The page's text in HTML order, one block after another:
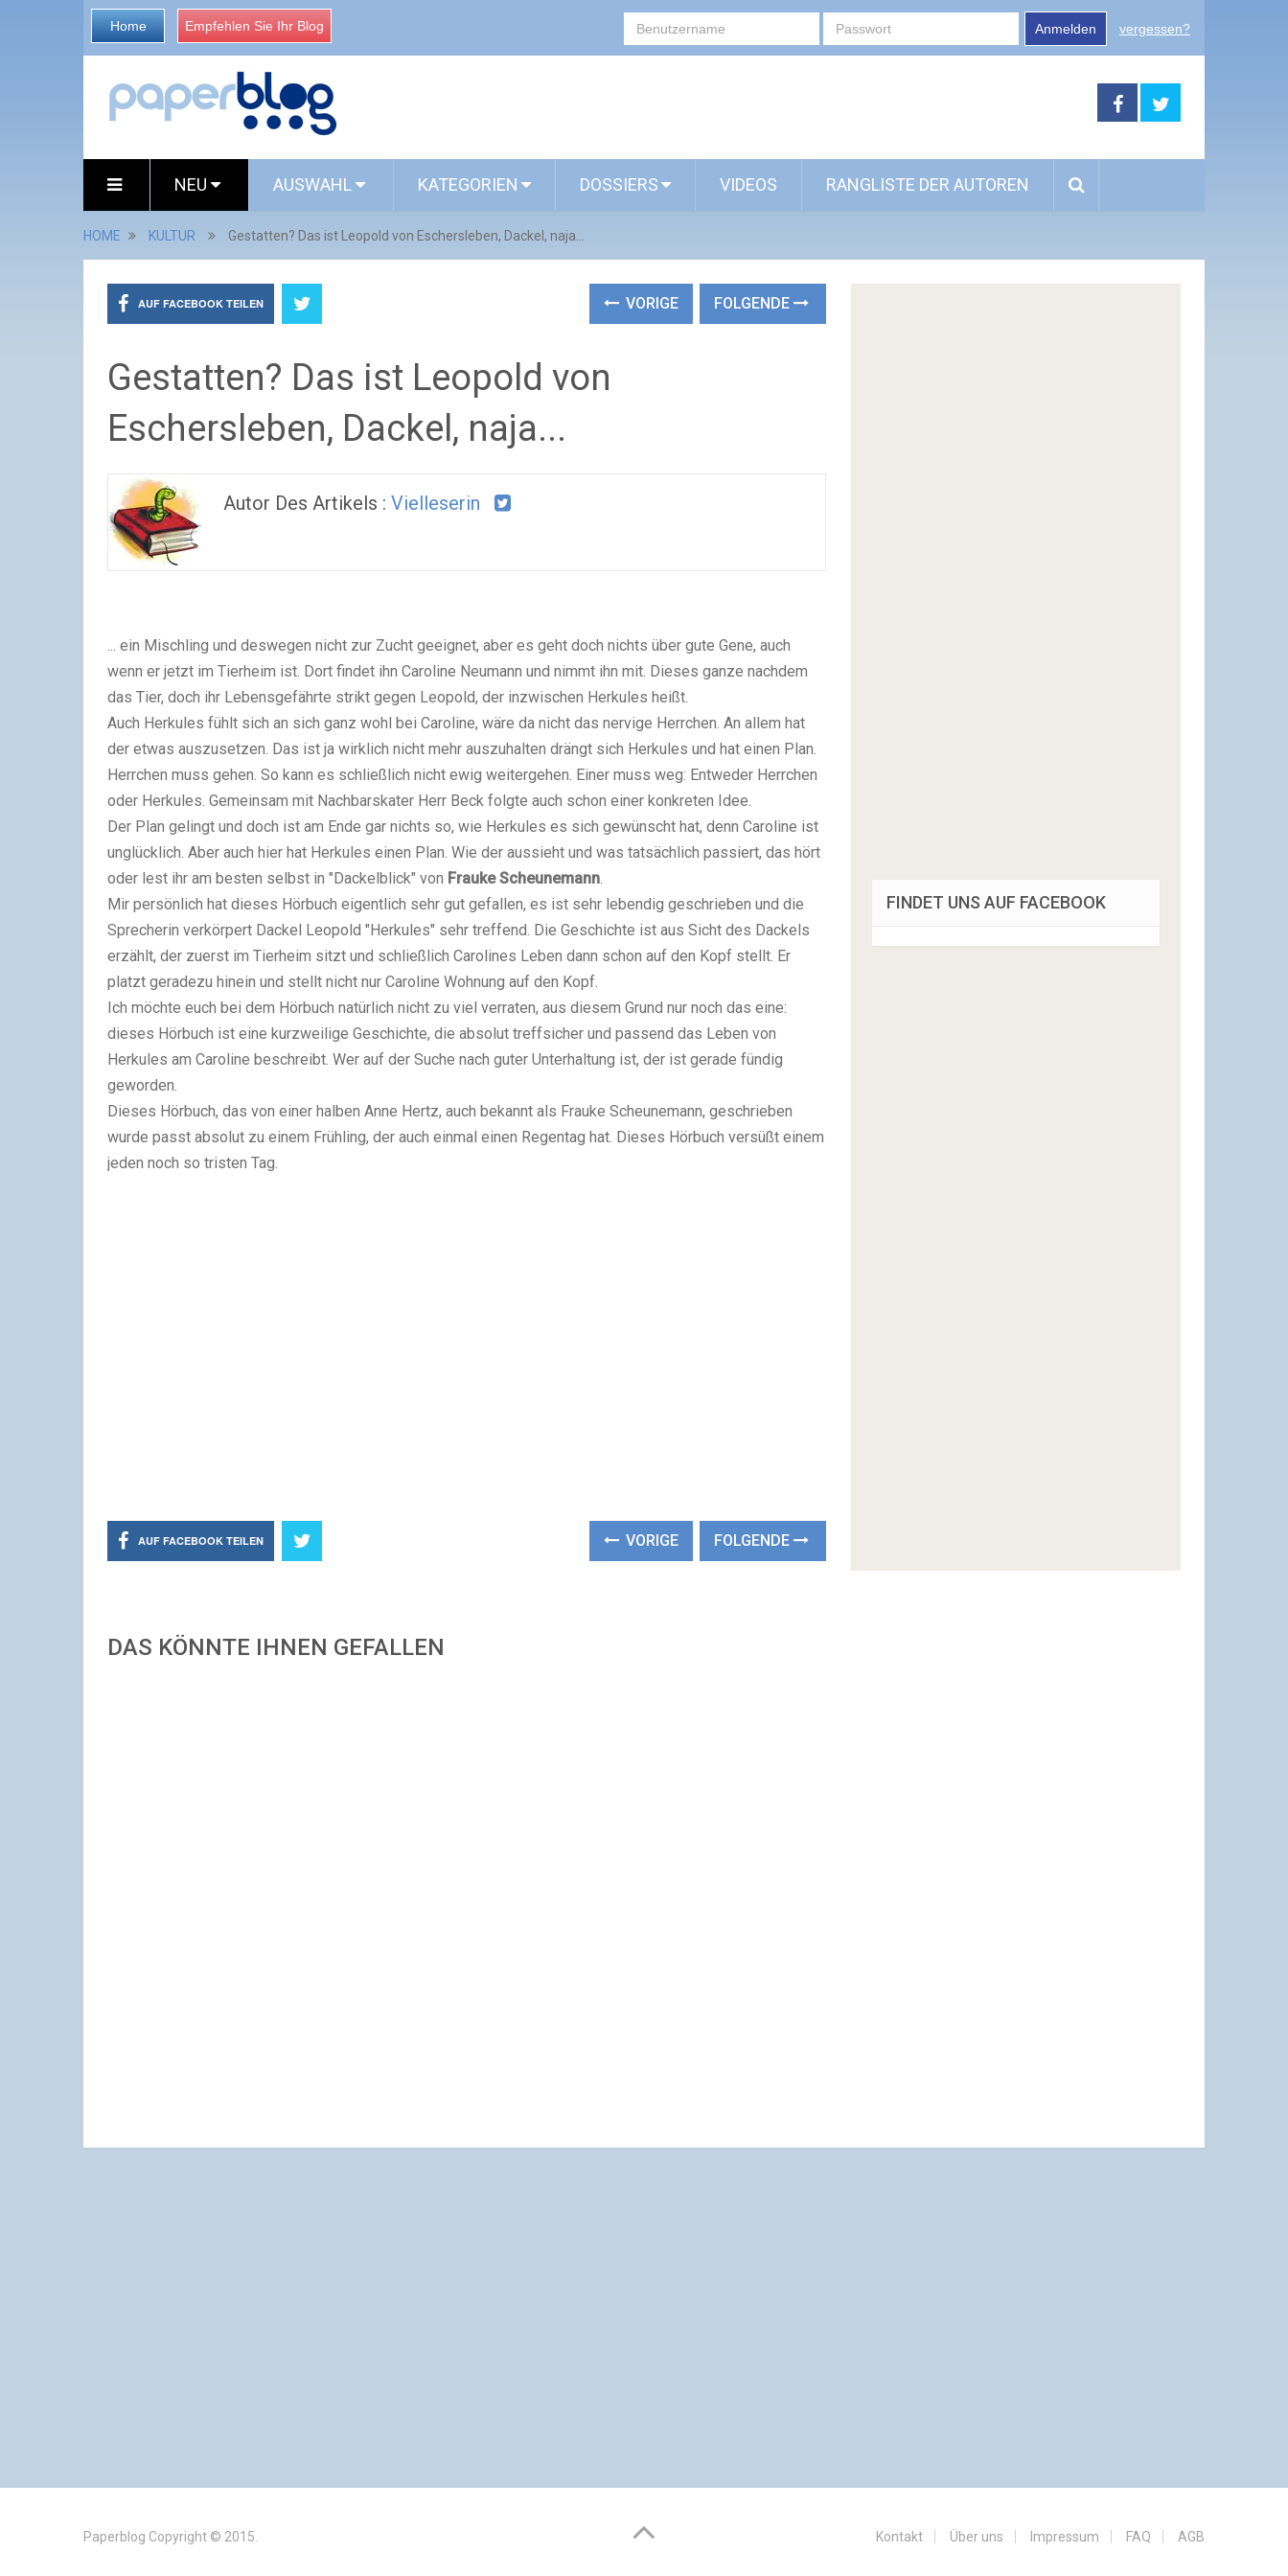
Home Empfehlen Sie Ihr Blog Anmelden vergessen?
NEU AUSWAHL KATEGORIEN DOSSIERS VIDEOS RANGLISTE DER AUTOREN
HOME KULTUR Gestatten? Das ist Leopold von Eschersleben, Dackel, naja...
AUF FACEBOOK TEILEN VORIGE FOLGENDE
Gestatten? Das ist Leopold von
Eschersleben, Dackel, naja...
Autor Des Artikels : Vielleserin
... ein Mischling und deswegen nicht zur Zucht geeignet, aber es geht doch nichts über gute Gene, auch
wenn er jetzt im Tierheim ist. Dort findet ihn Caroline Neumann und nimmt ihn mit. Dieses ganze nachdem
das Tier, doch ihr Lebensgefährte strikt gegen Leopold, der inzwischen Herkules heißt.
Auch Herkules fühlt sich an sich ganz wohl bei Caroline, wäre da nicht das nervige Herrchen. An allem hat
der etwas auszusetzen. Das ist ja wirklich nicht mehr auszuhalten drängt sich Herkules und hat einen Plan.
Herrchen muss gehen. So kann es schließlich nicht ewig weitergehen. Einer muss weg: Entweder Herrchen
oder Herkules. Gemeinsam mit Nachbarskater Herr Beck folgte auch schon einer konkreten Idee.
Der Plan gelingt und doch ist am Ende gar nichts so, wie Herkules es sich gewünscht hat, denn Caroline ist
unglücklich. Aber auch hier hat Herkules einen Plan. Wie der aussieht und was tatsächlich passiert, das hört
oder lest ihr am besten selbst in "Dackelblick" von Frauke Scheunemann.
Mir persönlich hat dieses Hörbuch eigentlich sehr gut gefallen, es ist sehr lebendig geschrieben und die
Sprecherin verkörpert Dackel Leopold "Herkules" sehr treffend. Die Geschichte ist aus Sicht des Dackels
erzählt, der zuerst im Tierheim sitzt und schließlich Carolines Leben dann schon auf den Kopf stellt. Er
platzt geradezu hinein und stellt nicht nur Caroline Wohnung auf den Kopf.
Ich möchte euch bei dem Hörbuch natürlich nicht zu viel verraten, aus diesem Grund nur noch das eine:
dieses Hörbuch ist eine kurzweilige Geschichte, die absolut treffsicher und passend das Leben von
Herkules am Caroline beschreibt. Wer auf der Suche nach guter Unterhaltung ist, der ist gerade fündig
geworden.
Dieses Hörbuch, das von einer halben Anne Hertz, auch bekannt als Frauke Scheunemann, geschrieben
wurde passt absolut zu einem Frühling, der auch einmal einen Regentag hat. Dieses Hörbuch versüßt einem
jeden noch so tristen Tag.
AUF FACEBOOK TEILEN VORIGE FOLGENDE
DAS KÖNNTE IHNEN GEFALLEN
FINDET UNS AUF FACEBOOK
Paperblog Copyright © 2015. Kontakt Über uns Impressum FAQ AGB